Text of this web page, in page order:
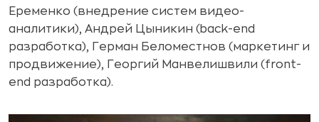
Еременко (внедрение систем видео-
аналитики), Андрей Цыникин (back-end
разработка), Герман Беломестнов (маркетинг и
продвижение), Георгий Манвелишвили (front-
end разработка).